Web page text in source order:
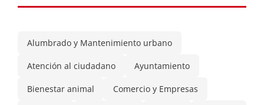
Alumbrado y Mantenimiento urbano
Atención al ciudadano Ayuntamiento
Bienestar animal Comercio y Empresas